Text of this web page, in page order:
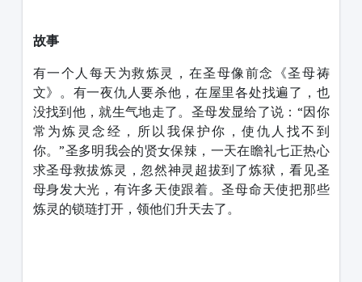
故事
有一个人每天为救炼灵，在圣母像前念《圣母祷
文》。有一夜仇人要杀他，在屋里各处找遍了，也
没找到他，就生气地走了。圣母发显给了说：“因你
常为炼灵念经，所以我保护你，使仇人找不到
你。”圣多明我会的贤女保辣，一天在瞻礼七正热心
求圣母救拔炼灵，忽然神灵超拔到了炼狱，看见圣
母身发大光，有许多天使跟着。圣母命天使把那些
炼灵的锁琏打开，领他们升天去了。